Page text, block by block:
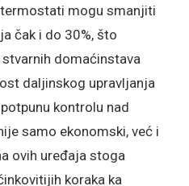
mogu smanjiti
čak i do 30%, što
domaćinstava
daljinskog upravljanja
kontrolu nad
samo ekonomski, već i
ovih uređaja stoga
koraka ka